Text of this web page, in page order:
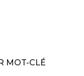
MOT-CLÉ